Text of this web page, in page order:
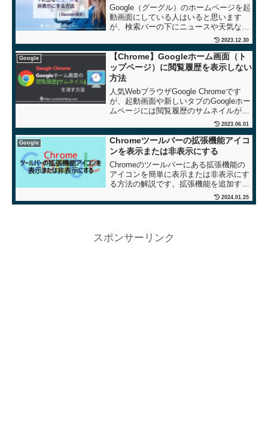
Google（グーグル）のホームページを起
動画面にしている人はいると思います
が、検索バーの下にニュースや天気など
の情報が表示されるようになりました。
いままでスッキリしたGoogle検索バーだ
けの画面だったのに、余計な情報表示が
増えてしまい気...
2023.12.30
Google
【Chrome】Googleホーム画面（ト
ップページ）に閲覧履歴を表示しない
方法
人気WebブラウザGoogle Chromeです
が、起動画面や新しいタブのGoogleホー
ムページには閲覧履歴のサムネイルが表
示されてしまいます。ここではこの閲覧
履歴を非表示にしたい場合の拡張機能を
２つ紹介します。
2023.06.01
Google
Chromeツールバーの拡張機能アイコ
ンを表示または非表示にする
Chromeのツールバーにある拡張機能の
アイコンを簡単に表示または非表示にす
る方法の解説です。拡張機能を追加する
とツールバーに追加されますが、表示し
なくてもよいアイコンは非表示に、逆に
2024.01.25
スポンサーリンク